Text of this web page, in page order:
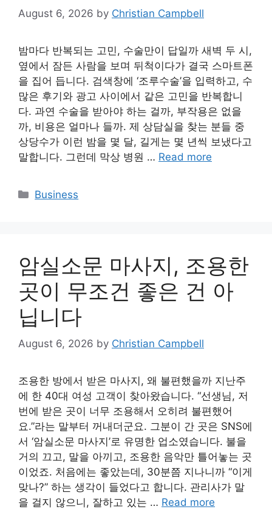
August 6, 2026 by Christian Campbell
밤마다 반복되는 고민, 수술만이 답일까 새벽 두 시,
옆에서 잠든 사람을 보며 뒤척이다가 결국 스마트폰
을 집어 듭니다. 검색창에 ‘조루수술’을 입력하고, 수
많은 후기와 광고 사이에서 같은 고민을 반복합니
다. 과연 수술을 받아야 하는 걸까, 부작용은 없을
까, 비용은 얼마나 들까. 제 상담실을 찾는 분들 중
상당수가 이런 밤을 몇 달, 길게는 몇 년씩 보냈다고
말합니다. 그런데 막상 병원 … Read more
Categories
Business
암실소문 마사지, 조용한
곳이 무조건 좋은 건 아
닙니다
August 6, 2026 by Christian Campbell
조용한 방에서 받은 마사지, 왜 불편했을까 지난주
에 한 40대 여성 고객이 찾아왔습니다. “선생님, 저
번에 받은 곳이 너무 조용해서 오히려 불편했어
요.”라는 말부터 꺼내더군요. 그분이 간 곳은 SNS에
서 ‘암실소문 마사지’로 유명한 업소였습니다. 불을
거의 끄고, 말을 아끼고, 조용한 음악만 틀어놓는 곳
이었죠. 처음에는 좋았는데, 30분쯤 지나니까 “이게
맞나?” 하는 생각이 들었다고 합니다. 관리사가 말
을 걸지 않으니, 잘하고 있는 … Read more